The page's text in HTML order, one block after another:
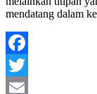
mendatang dalam
Facebook
Twitter